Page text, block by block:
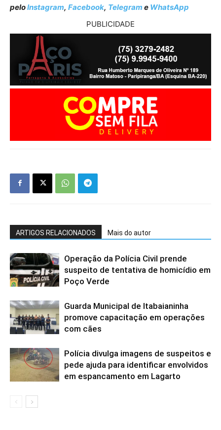
peloInstagram, Facebook, Telegram e WhatsApp
PUBLICIDADE
ARTIGOS RELACIONADOS Mais do autor
Operação da Polícia Civil prende
suspeito de tentativa de homicídio em
Poço Verde
Guarda Municipal de Itabaianinha
promove capacitação em operações
com cães
Polícia divulga imagens de suspeitos e
pede ajuda para identificar envolvidos
em espancamento em Lagarto